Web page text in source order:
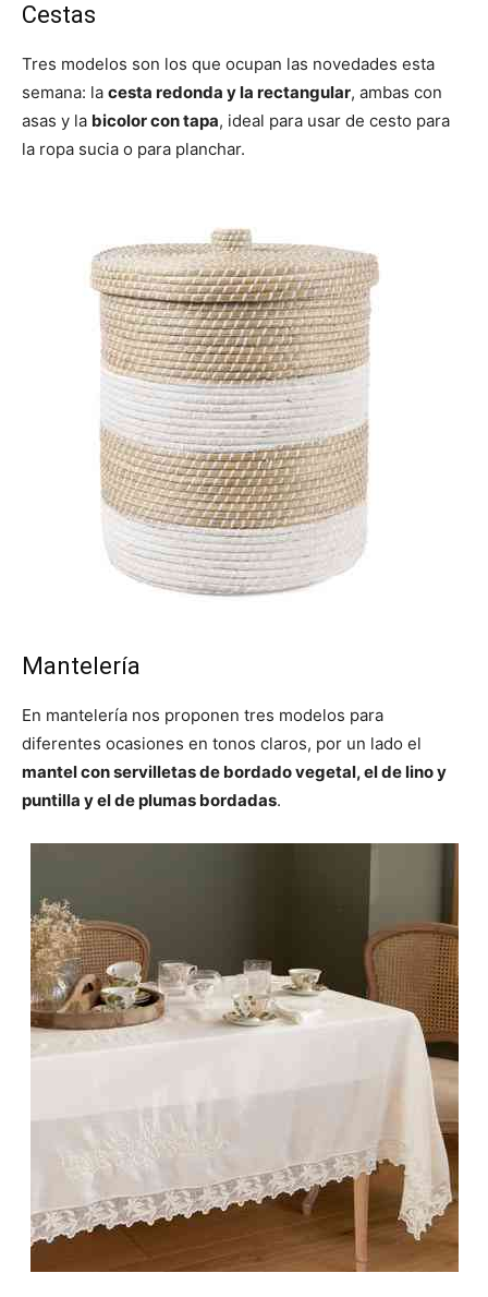
Cestas
Tres modelos son los que ocupan las novedades esta
semana: la cesta redonda y la rectangular, ambas con
asas y la bicolor con tapa, ideal para usar de cesto para
la ropa sucia o para planchar.
Mantelería
En mantelería nos proponen tres modelos para
diferentes ocasiones en tonos claros, por un lado el
mantel con servilletas de bordado vegetal, el de lino y
puntilla y el de plumas bordadas.